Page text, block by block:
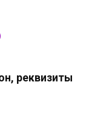
реквизиты